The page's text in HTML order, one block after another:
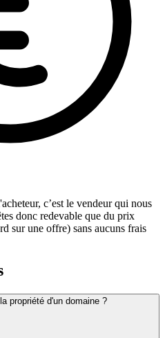
c’est le vendeur qui nous
donc redevable que du prix
sur une offre) sans aucuns frais
propriété d'un domaine ?